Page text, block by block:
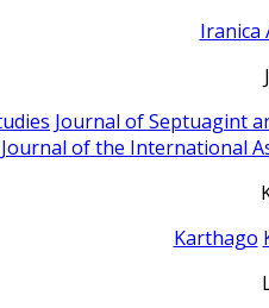
Iranica
J
Journal of Septuagint
Journal of the International
Karthago